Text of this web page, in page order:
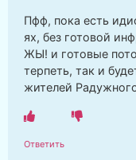
Пфф, пока есть
ях, без готовой
ЖЫ! и готовые
терпеть, так и
жителей
Ответить